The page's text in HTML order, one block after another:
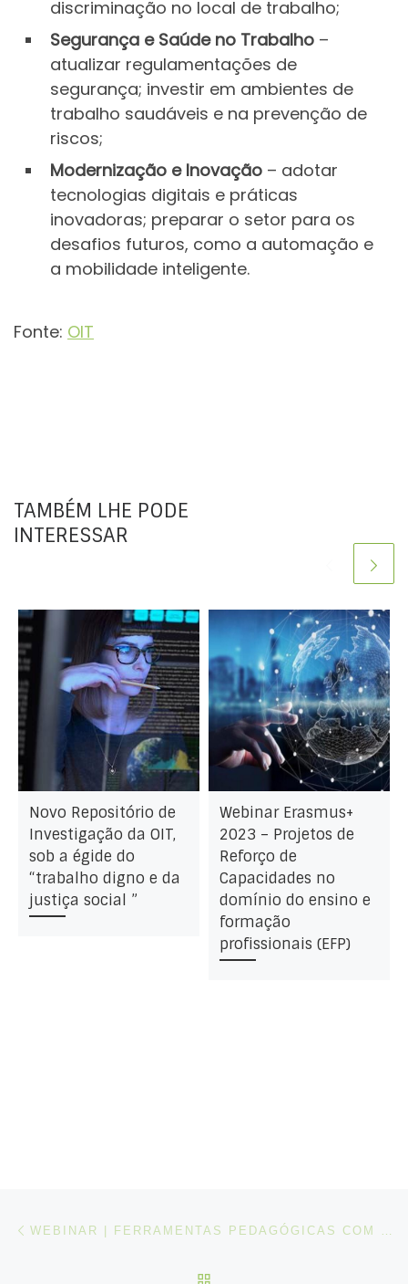
discriminação no local de trabalho;
Segurança e Saúde no Trabalho –
atualizar regulamentações de
segurança; investir em ambientes de
trabalho saudáveis e na prevenção de
riscos;
Modernização e Inovação – adotar
tecnologias digitais e práticas
inovadoras; preparar o setor para os
desafios futuros, como a automação e
a mobilidade inteligente.
Fonte: OIT
TAMBÉM LHE PODE
INTERESSAR
Novo Repositório de
Investigação da OIT,
sob a égide do
“trabalho digno e da
justiça social ”
Webinar Erasmus+
2023 – Projetos de
Reforço de
Capacidades no
domínio do ensino e
formação
profissionais (EFP)
Post navigation